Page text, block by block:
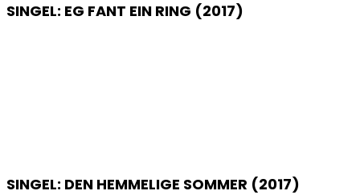
SINGEL: EG FANT EIN RING (2017)
SINGEL: DEN HEMMELIGE SOMMER (2017)